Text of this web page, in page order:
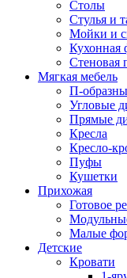
Столы
Стулья и
Мойки и
Кухонная
Стеновая
Мягкая мебель
П-
Угловые
Прямые
Кресла
Кресло-
Пуфы
Кушетки
Прихожая
Готовое
Малые
Детские
Кровати